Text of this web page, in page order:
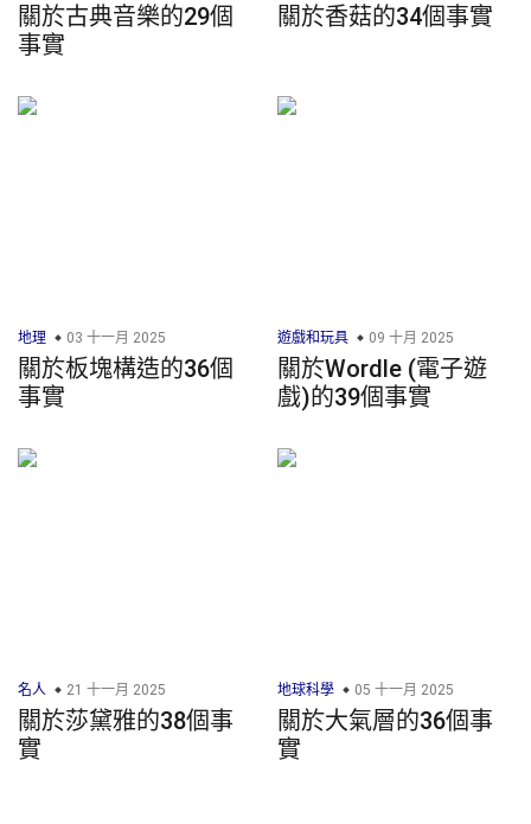
關於古典音樂的29個
事實
關於香菇的34個事實
地理 03 十一月 2025
關於板塊構造的36個
事實
遊戲和玩具 09 十月 2025
關於Wordle (電子遊
戲)的39個事實
名人 21 十一月 2025
關於莎黛雅的38個事
實
地球科學 05 十一月 2025
關於大氣層的36個事
實